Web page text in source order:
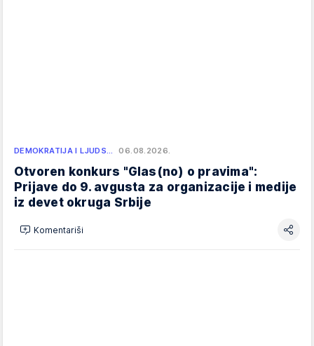
DEMOKRATIJA I LJUDS… 06.08.2026.
Otvoren konkurs "Glas(no) o pravima":
Prijave do 9. avgusta za organizacije i medije
iz devet okruga Srbije
Komentariši